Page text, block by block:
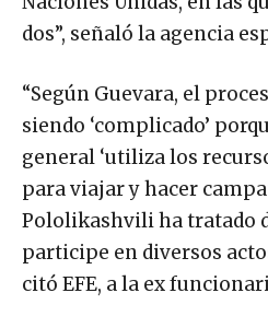
dos”, señaló la agencia
“Según Guevara, el
siendo ‘complicado’
general ‘utiliza los
para viajar y hacer
Pololikashvili ha tratado
participe en diversos
citó EFE, a la ex